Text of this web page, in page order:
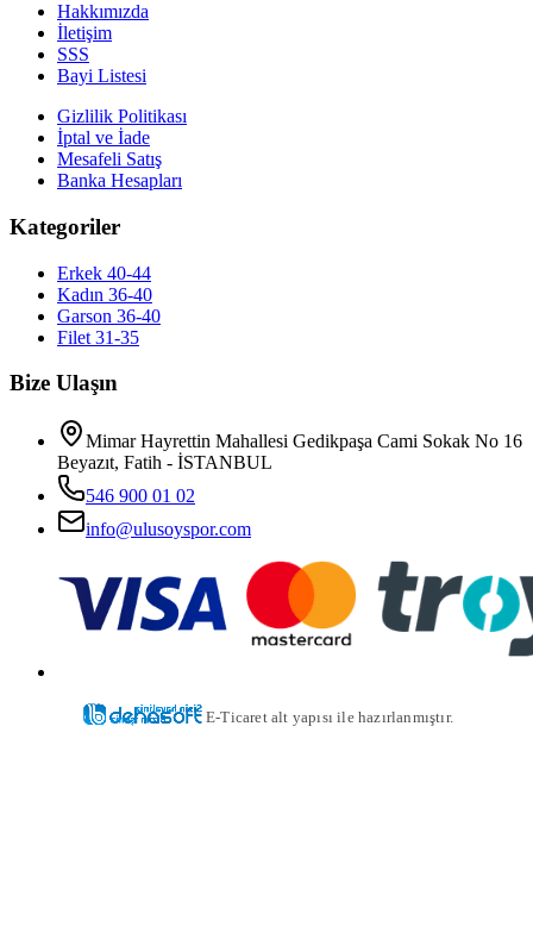
Hakkımızda
İletişim
SSS
Bayi Listesi
Gizlilik Politikası
İptal ve İade
Mesafeli Satış
Banka Hesapları
Kategoriler
Erkek 40-44
Kadın 36-40
Garson 36-40
Filet 31-35
Bize Ulaşın
Mimar Hayrettin Mahallesi Gedikpaşa Cami Sokak No 16
Beyazıt, Fatih - İSTANBUL
546 900 01 02
info@ulusoyspor.com
E-Ticaret alt yapısı ile hazırlanmıştır.